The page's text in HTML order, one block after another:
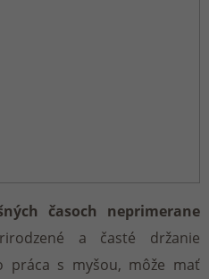
časoch neprimerane
a časté držanie
práca s myšou, môže mať